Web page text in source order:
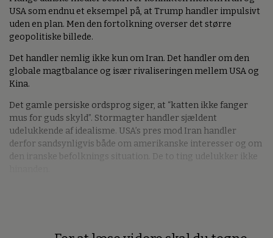
USA som endnu et eksempel på, at Trump handler impulsivt
uden en plan. Men den fortolkning overser det større
geopolitiske billede.
Det handler nemlig ikke kun om Iran. Det handler om den
globale magtbalance og især rivaliseringen mellem USA og
Kina.
Det gamle persiske ordsprog siger, at “katten ikke fanger
mus for guds skyld”. Stormagter handler sjældent
udelukkende af idealisme. USA’s pres mod Iran handler
derfor sandsynligvis både om amerikanske interesser og om
den iranske befolknings situation. De to ting udelukker ikke